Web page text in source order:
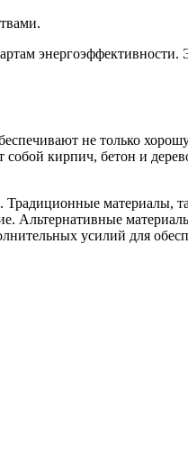
не только
кирпич, бетон и
материалы,
Альтернативные
усилий для